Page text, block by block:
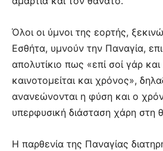
Όλοι οι ύμνοι της εορτής,
Εσθήτα, υμνούν την Παναγία,
απολυτίκιο πως «επί σοί γάρ και
καινοτομείται και χρόνος»,
ανανεώνονται η φύση και ο
υπερφυσική διάσταση χάρη στη
Η παρθενία της Παναγίας